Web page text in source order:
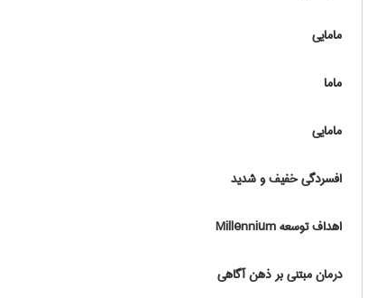
مامایی
ماما
مامایی
افسردگی خفیف و شدید
اهداف توسعه Millennium
درمان مبتنی بر ذهن آگاهی